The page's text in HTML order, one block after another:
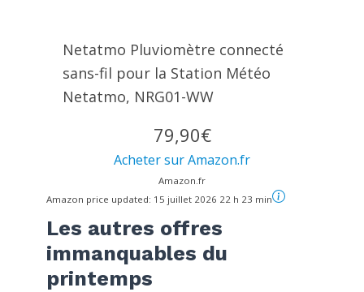
Netatmo Pluviomètre connecté
sans-fil pour la Station Météo
Netatmo, NRG01-WW
79,90€
Acheter sur Amazon.fr
Amazon.fr
Amazon price updated: 15 juillet 2026 22 h 23 min
Les autres offres
immanquables du
printemps